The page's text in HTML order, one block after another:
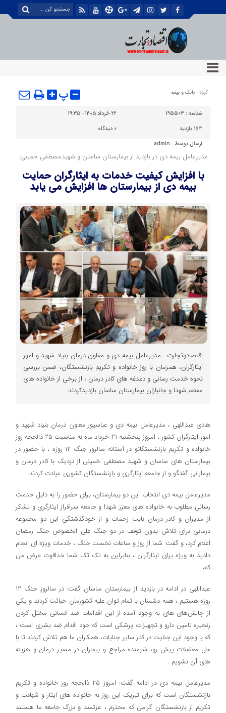
گروه : بانک و بیمه پ
شناسه : 195504
۲۲ خرداد ۱۴۰۵ - ۱۹:۳۵
164 بازدید
0 دیدگاه
ارسال توسط : admin
مدیرعامل بیمه دی در بازدید از بیمارستان ساسان و شهیدمصطفی خمینی:
با افزایش کیفیت خدمات به ایثارگران حمایت
بیمه دی از بیمارستان ها افزایش می یابد
اقتصادوتجارت : مدیرعامل بیمه دی و معاون درمان بنیاد شهید و امور
ایثارگران، همزمان با روز خانواده و تکریم بازنشستگان، ضمن بررسی
نحوه خدمت رسانی و دغدغه های کادر درمان ، از برخی از خانواده های
معظم شهدا و جانبازان بیمارستان ساسان بازدیدکردند.
هادی عبداللهی ، مدیرعامل بیمه دی و عباسپور معاون درمان بنیاد شهید و
امور ایثارگران کشور ، امروز پنجشنبه ۲۱ خرداد ماه به مناسبت ۲۵ ذالحجه روز
خانواده و تکریم بازنشستگانو در آستانه سالروز جنگ ۱۲ روزه ، با حضور در
بیمارستان های ساسان و شهید مصطفی خمینی از نزدیک با کادر درمان و
بیمارانی گفتگو و از جامعه ایثارگری و بازنشستگان کشوری عیادت کردند.
مدیرعامل بیمه دی انتخاب این دو بیمارستان، برای حضور را به دلیل خدمت
رسانی مطلوب به خانواده های معزز شهدا و جامعه سرافراز ایثارگری و تشکر
از مدیران و کادر درمان بابت زحمات و از خودگذشتگی این دو مجموعه
درمانی برای تلاش بدون توقف در دو جنگ علی الخصوص جنگ رمضان
اعلام کرد، و گفت: شما از روز و ساعات نخست جنگ ، خدمات ویژه ای انجام
دادید به ویژه برای ایثارگران ، بنابراین به تک تک شما خداقوت عرض می
کنم.
عبداللهی در ادامه در بازدید از بیمارستان ساسان گفت: در سالروز جنگ ۱۲
روزه هستیم ، همه دشمنان با تمام توان علیه کشورمان خباثت کردند و یکی
از چالش‌های های به وجود آمده از این اقدامات ضد انسانی مختل کردن
زنجیره تامین دارو و تجهیزات پزشکی است که خود اقدام ضد بشری است ،
که با وجود این جنایت در کنار سایر جنایات، همکاران ما هم تلاش کردند تا با
حل معضلات پیش رو، شرمنده مراجع و بیماران در مسیر درمان و هزینه
های آن نشویم .
مدیرعامل بیمه دی در ادامه گفت: امروز ۲۵ ذالحجه روز خانواده و تکریم
بازنشستگان است که برای تبریک این روز به خانواده های ایثار و شهادت و
تکریم از بازنشستگان گرامی که محترم ، عزتمند و بزرگ جامعه ما هستند